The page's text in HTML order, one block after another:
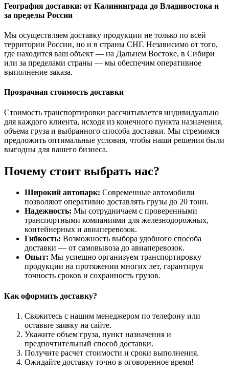
География доставки: от Калининграда до Владивостока и
за пределы России
Мы осуществляем доставку продукции не только по всей
территории России, но и в страны СНГ. Независимо от того,
где находится ваш объект — на Дальнем Востоке, в Сибири
или за пределами страны — мы обеспечим оперативное
выполнение заказа.
Прозрачная стоимость доставки
Стоимость транспортировки рассчитывается индивидуально
для каждого клиента, исходя из конечного пункта назначения,
объема груза и выбранного способа доставки. Мы стремимся
предложить оптимальные условия, чтобы наши решения были
выгодны для вашего бизнеса.
Почему стоит выбрать нас?
Широкий автопарк: Современные автомобили
позволяют оперативно доставлять грузы до 20 тонн.
Надежность: Мы сотрудничаем с проверенными
транспортными компаниями для железнодорожных,
контейнерных и авиаперевозок.
Гибкость: Возможность выбора удобного способа
доставки — от самовывоза до авиаперевозок.
Опыт: Мы успешно организуем транспортировку
продукции на протяжении многих лет, гарантируя
точность сроков и сохранность грузов.
Как оформить доставку?
Свяжитесь с нашим менеджером по телефону или
оставьте заявку на сайте.
Укажите объем груза, пункт назначения и
предпочтительный способ доставки.
Получите расчет стоимости и сроки выполнения.
Ожидайте доставку точно в оговоренное время!